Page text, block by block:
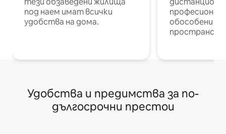
под наем имат всички
удобства на дома.
обособени
Удобства и предимства за по-
дългосрочни престои